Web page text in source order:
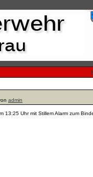
admin
Uhr mit Stillem Alarm zum